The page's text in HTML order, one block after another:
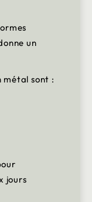
un
métal sont :
jours